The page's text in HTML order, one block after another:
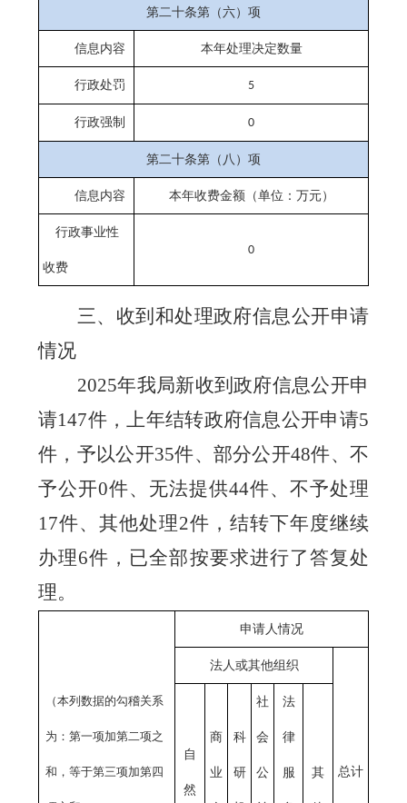
第二十条第（六）项
信息内容 本年处理决定数量
行政处罚 5
行政强制 0
第二十条第（八）项
信息内容 本年收费金额（单位：万元）
行政事业性
收费
0
三、收到和处理政府信息公开申请
情况
2025年我局新收到政府信息公开申
请147件，上年结转政府信息公开申请5
件，予以公开35件、部分公开48件、不
予公开0件、无法提供44件、不予处理
17件、其他处理2件，结转下年度继续
办理6件，已全部按要求进行了答复处
理。
（本列数据的勾稽关系
为：第一项加第二项之
和，等于第三项加第四
申请人情况
法人或其他组织
总计
自
然
商
业
科
研
社
会
公
法
律
服 其